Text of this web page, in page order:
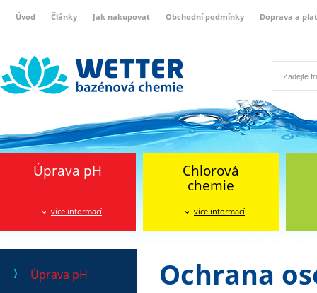
Úvod Články Jak nakupovat Obchodní podmínky Doprava a
Úprava pH
více informací
Chlorová
chemie
více informací
Úprava pH
Ochrana